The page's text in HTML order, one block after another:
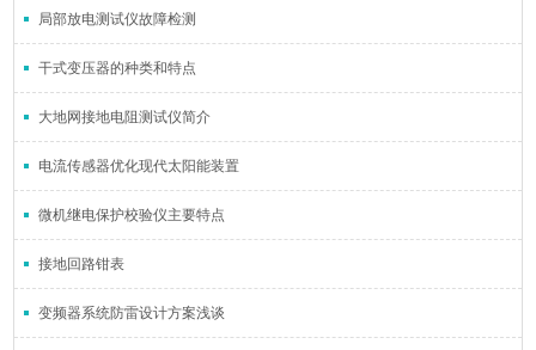
局部放电测试仪故障检测
干式变压器的种类和特点
大地网接地电阻测试仪简介
电流传感器优化现代太阳能装置
微机继电保护校验仪主要特点
接地回路钳表
变频器系统防雷设计方案浅谈